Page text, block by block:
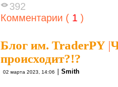
392
Комментарии ( 1 )
Блог им. TraderPY |
происходит?!?
02 марта 2023, 14:06 Smith